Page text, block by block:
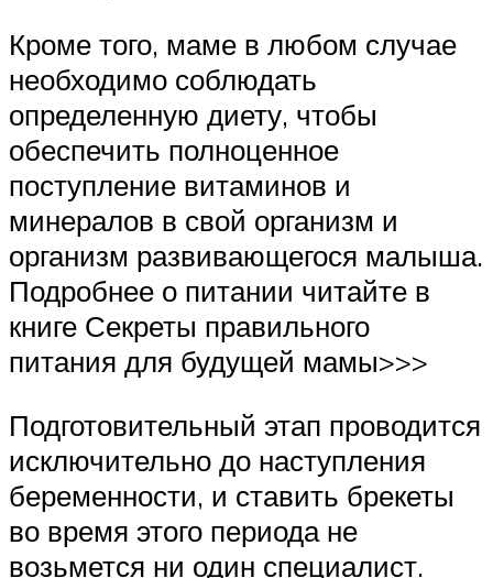
Кроме того, маме в любом случае
необходимо соблюдать
определенную диету, чтобы
обеспечить полноценное
поступление витаминов и
минералов в свой организм и
организм развивающегося малыша.
Подробнее о питании читайте в
книге Секреты правильного
питания для будущей мамы>>>
Подготовительный этап проводится
исключительно до наступления
беременности, и ставить брекеты
во время этого периода не
возьмется ни один специалист.